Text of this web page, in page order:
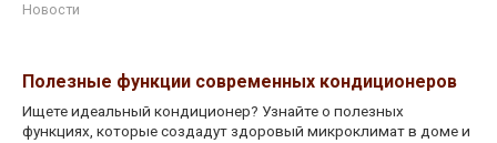
Новости
Полезные функции современных кондиционеров
Ищете идеальный кондиционер? Узнайте о полезных
функциях, которые создадут здоровый микроклимат в доме и